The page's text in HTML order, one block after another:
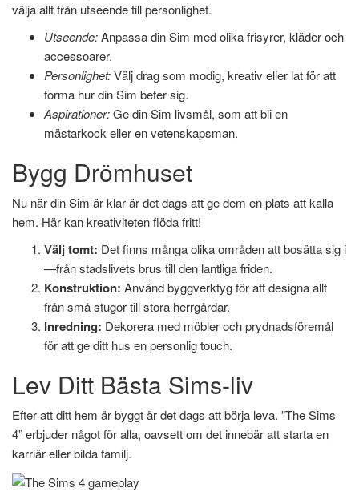
välja allt från utseende till personlighet.
Utseende:Anpassa din Sim med olika frisyrer, kläder och
accessoarer.
Personlighet:Välj drag som modig, kreativ eller lat för att
forma hur din Sim beter sig.
Aspirationer:Ge din Sim livsmål, som att bli en
mästarkock eller en vetenskapsman.
Bygg Drömhuset
Nu när din Sim är klar är det dags att ge dem en plats att kalla
hem. Här kan kreativiteten flöda fritt!
Välj tomt: Det finns många olika områden att bosätta sig i
—från stadslivets brus till den lantliga friden.
Konstruktion: Använd byggverktyg för att designa allt
från små stugor till stora herrgårdar.
Inredning: Dekorera med möbler och prydnadsföremål
för att ge ditt hus en personlig touch.
Lev Ditt Bästa Sims-liv
Efter att ditt hem är byggt är det dags att börja leva. ”The Sims
4” erbjuder något för alla, oavsett om det innebär att starta en
karriär eller bilda familj.